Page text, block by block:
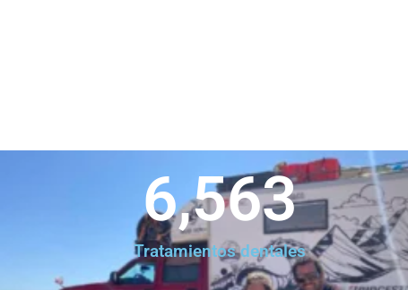
Tratamientos dentales
6,563